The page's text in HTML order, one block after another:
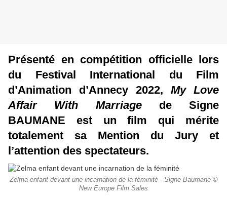
Présenté en compétition officielle lors
du Festival International du Film
d’Animation d’Annecy 2022, My Love
Affair With Marriagede Signe
BAUMANE est un film qui mérite
totalement sa Mention du Jury et
l’attention des spectateurs.
Zelma enfant devant une incarnation de la féminité - Signe-Baumane-©
New Europe Film Sales